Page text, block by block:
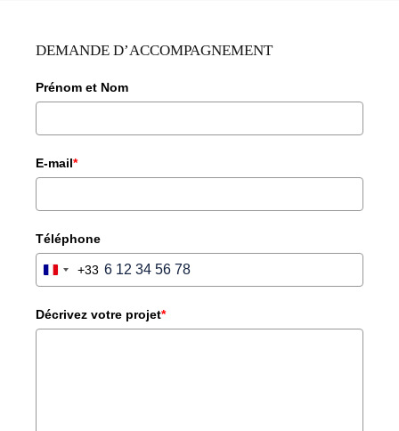
DEMANDE D’ACCOMPAGNEMENT
Prénom et Nom
E-mail*
Téléphone
FRANCE
+33
Décrivez votre projet*